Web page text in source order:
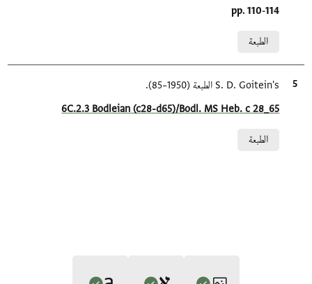
Location in source
pp. 110-114
الطبعة
الاقتباس المرجعي
S. D. Goitein's الطبعة (1950–85).
Location in source
6C.2.3 Bodleian (c28-d65)/Bodl. MS Heb. c 28_65
الطبعة